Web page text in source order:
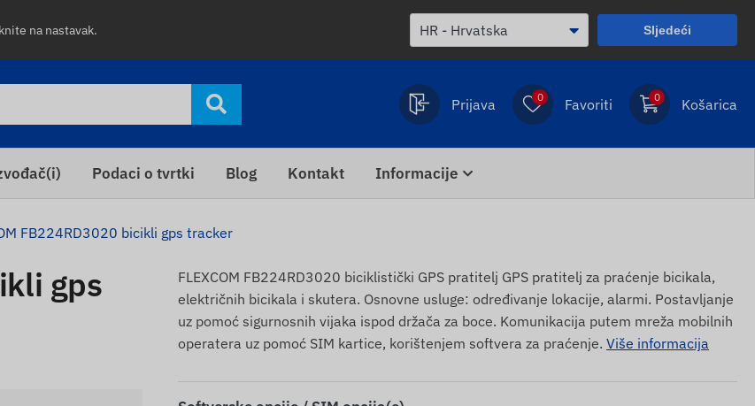
na nastavak. Sljedeći
Prijava 0 Favoriti 0 Košarica
Podaci o tvrtki Blog Kontakt Informacije
FB224RD3020 bicikli gps tracker
gps
FLEXCOM FB224RD3020 biciklistički GPS pratitelj GPS pratitelj za praćenje bicikala,
električnih bicikala i skutera. Osnovne usluge: određivanje lokacije, alarmi. Postavljanje
uz pomoć sigurnosnih vijaka ispod držača za boce. Komunikacija putem mreža mobilnih
operatera uz pomoć SIM kartice, korištenjem softvera za praćenje. Više informacija